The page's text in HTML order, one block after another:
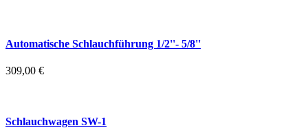
Automatische Schlauchführung 1/2''- 5/8''
309,00 €
Schlauchwagen SW-1